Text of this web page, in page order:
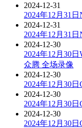
2024-12-31
2024年12月31
2024-12-31
2024年12月31
2024-12-30
2024年12月30
众腾 全场录像
2024-12-30
2024年12月30
2024-12-30
2024年12月30
2024-12-30
2024年12月30